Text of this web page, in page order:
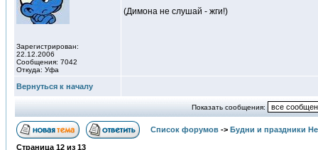
Зарегистрирован:
22.12.2006
Сообщения: 7042
Откуда: Уфа
(Димона не слушай - жги!)
Вернуться к началу
Показать сообщения:
Список форумов -> Будни и праздники
Страница 12 из 13